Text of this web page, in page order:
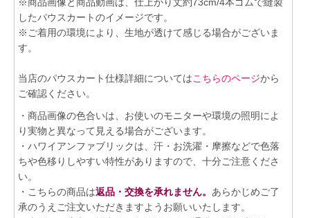
したパウスカートのイメージです。
※ご着用の環境により、生地が透けて感じる場合がございま
す。
当店のパウスカート仕様詳細についてはこちらのページから
ご確認ください。
・商品画像の色合いは、お使いのモニターや環境の照明によ
り実物と異なって見える場合がございます。
・ハワイアンファブリックは、汗・お洗濯・摩擦などで色落
ちや色移りしやすい特性がありますので、十分ご注意くださ
い。
・こちらの商品は返品・交換を承れません。 あらかじめご了
承のうえご注文いただきますようお願いいたします。